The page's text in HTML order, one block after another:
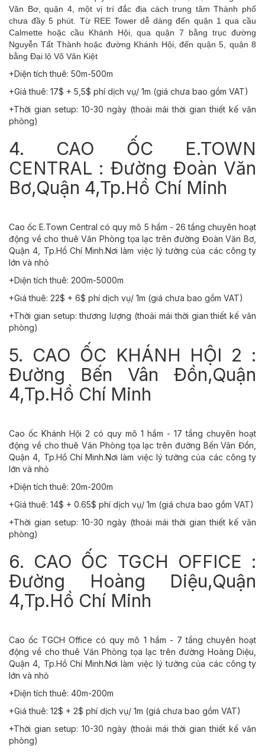
Văn Bơ, quận 4, một vị trí đắc địa cách trung tâm Thành phố
chưa đầy 5 phút. Từ REE Tower dễ dàng đến quận 1 qua cầu
Calmette hoặc cầu Khánh Hội, qua quận 7 bằng trục đường
Nguyễn Tất Thành hoặc đường Khánh Hội, đến quận 5, quận 8
bằng Đại lộ Võ Văn Kiệt
+Diện tích thuê: 50m-500m
+Giá thuê: 17$ + 5,5$ phí dịch vụ/ 1m (giá chưa bao gồm VAT)
+Thời gian setup: 10-30 ngày (thoải mái thời gian thiết kế văn
phòng)
4. CAO ỐC E.TOWN
CENTRAL : Đường Đoàn Văn
Bơ,Quận 4,Tp.Hồ Chí Minh
Cao ốc E.Town Central có quy mô 5 hầm - 26 tầng chuyên hoạt
động về cho thuê Văn Phòng tọa lạc trên đường Đoàn Văn Bơ,
Quận 4, Tp.Hồ Chí Minh.Nơi làm việc lý tưởng của các công ty
lớn và nhỏ
+Diện tích thuê: 200m-5000m
+Giá thuê: 22$ + 6$ phí dịch vụ/ 1m (giá chưa bao gồm VAT)
+Thời gian setup: thương lượng (thoải mái thời gian thiết kế văn
phòng)
5. CAO ỐC KHÁNH HỘI 2 :
Đường Bến Vân Đồn,Quận
4,Tp.Hồ Chí Minh
Cao ốc Khánh Hội 2 có quy mô 1 hầm - 17 tầng chuyên hoạt
động về cho thuê Văn Phòng tọa lạc trên đường Bến Vân Đồn,
Quận 4, Tp.Hồ Chí Minh.Nơi làm việc lý tưởng của các công ty
lớn và nhỏ
+Diện tích thuê: 20m-200m
+Giá thuê: 14$ + 0.65$ phí dịch vụ/ 1m (giá chưa bao gồm VAT)
+Thời gian setup: 10-30 ngày (thoải mái thời gian thiết kế văn
phòng)
6. CAO ỐC TGCH OFFICE :
Đường Hoàng Diệu,Quận
4,Tp.Hồ Chí Minh
Cao ốc TGCH Office có quy mô 1 hầm - 7 tầng chuyên hoạt
động về cho thuê Văn Phòng tọa lạc trên đường Hoàng Diệu,
Quận 4, Tp.Hồ Chí Minh.Nơi làm việc lý tưởng của các công ty
lớn và nhỏ
+Diện tích thuê: 40m-200m
+Giá thuê: 12$ + 2$ phí dịch vụ/ 1m (giá chưa bao gồm VAT)
+Thời gian setup: 10-30 ngày (thoải mái thời gian thiết kế văn
phòng)